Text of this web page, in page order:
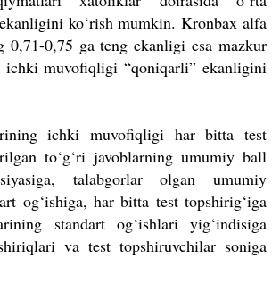
ko‘rish mumkin. Kronbax alfa
0,71-0,75 ga teng ekanligi esa mazkur
ichki muvofiqligi “qoniqarli” ekanligini
ichki muvofiqligi har bitta test
to‘g‘ri javoblarning umumiy ball
talabgorlar olgan umumiy
og‘ishiga, har bitta test topshirig‘iga
standart og‘ishlari yig‘indisiga
va test topshiruvchilar soniga